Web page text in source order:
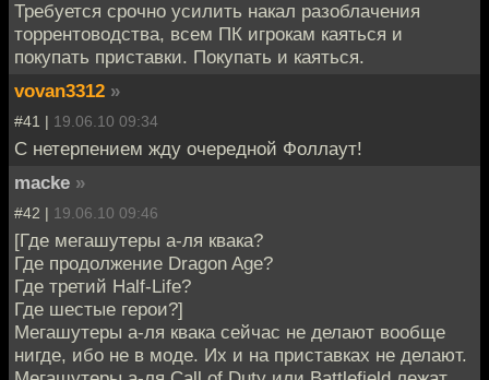
Требуется срочно усилить накал разоблачения
торрентоводства, всем ПК игрокам каяться и
покупать приставки. Покупать и каяться.
vovan3312 »
#41 | 19.06.10 09:34
С нетерпением жду очередной Фоллаут!
macke »
#42 | 19.06.10 09:46
[Где мегашутеры а-ля квака?
Где продолжение Dragon Age?
Где третий Half-Life?
Где шестые герои?]
Мегашутеры а-ля квака сейчас не делают вообще
нигде, ибо не в моде. Их и на приставках не делают.